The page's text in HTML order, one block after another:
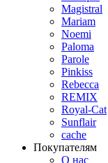
Magistral
Mariam
Noemi
Paloma
Parole
Pinkiss
Rebecca
REMIX
Royal-Cat
Sunflair
cache
Покупателям
О нас